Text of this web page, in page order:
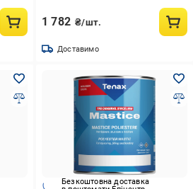
1 782 ₴/шт.
Доставимо
Безкоштовна доставка